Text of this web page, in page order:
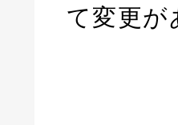
て変更が